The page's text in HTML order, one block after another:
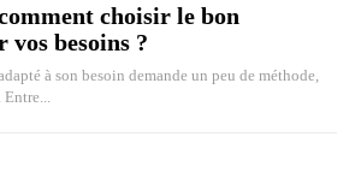
choisir le bon
vos besoins ?
à son besoin demande un peu de méthode,